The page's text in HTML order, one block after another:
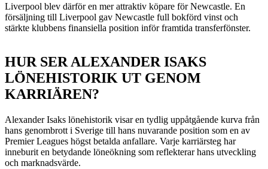
Liverpool blev därför en mer attraktiv köpare för Newcastle. En
försäljning till Liverpool gav Newcastle full bokförd vinst och
stärkte klubbens finansiella position inför framtida transferfönster.
HUR SER ALEXANDER ISAKS
LÖNEHISTORIK UT GENOM
KARRIÄREN?
Alexander Isaks lönehistorik visar en tydlig uppåtgående kurva från
hans genombrott i Sverige till hans nuvarande position som en av
Premier Leagues högst betalda anfallare. Varje karriärsteg har
inneburit en betydande löneökning som reflekterar hans utveckling
och marknadsvärde.